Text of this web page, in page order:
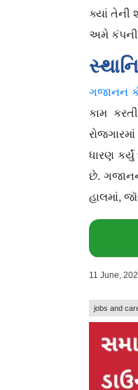
ક્યાં તેની
અમે
ગજાનન
કામ
ધારણ
છે. ગજાનન
હાલમાં,
11 June,
jobs and